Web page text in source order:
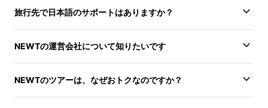
旅行先で日本語のサポートはありますか？
NEWTの運営会社について知りたいです
NEWTのツアーは、なぜおトクなのですか？